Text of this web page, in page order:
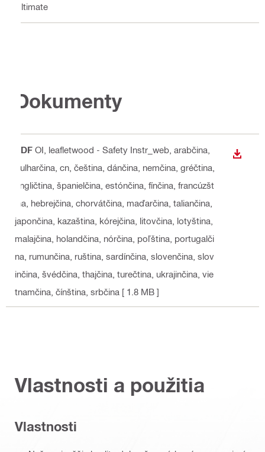
Ultimate
Dokumenty
PDF OI, leafletwood - Safety Instr_web , arabčina,
bulharčina, cn, čeština, dánčina, nemčina, gréčtina,
angličtina, španielčina, estónčina, fínčina, francúzšt
ina, hebrejčina, chorvátčina, maďarčina, taliančina,
japončina, kazaština, kórejčina, litovčina, lotyština,
malajčina, holandčina, nórčina, poľština, portugalči
na, rumunčina, ruština, sardínčina, slovenčina, slov
inčina, švédčina, thajčina, turečtina, ukrajinčina, vie
tnamčina, čínština, srbčina [ 1.8 MB ]
Vlastnosti a použitia
Vlastnosti